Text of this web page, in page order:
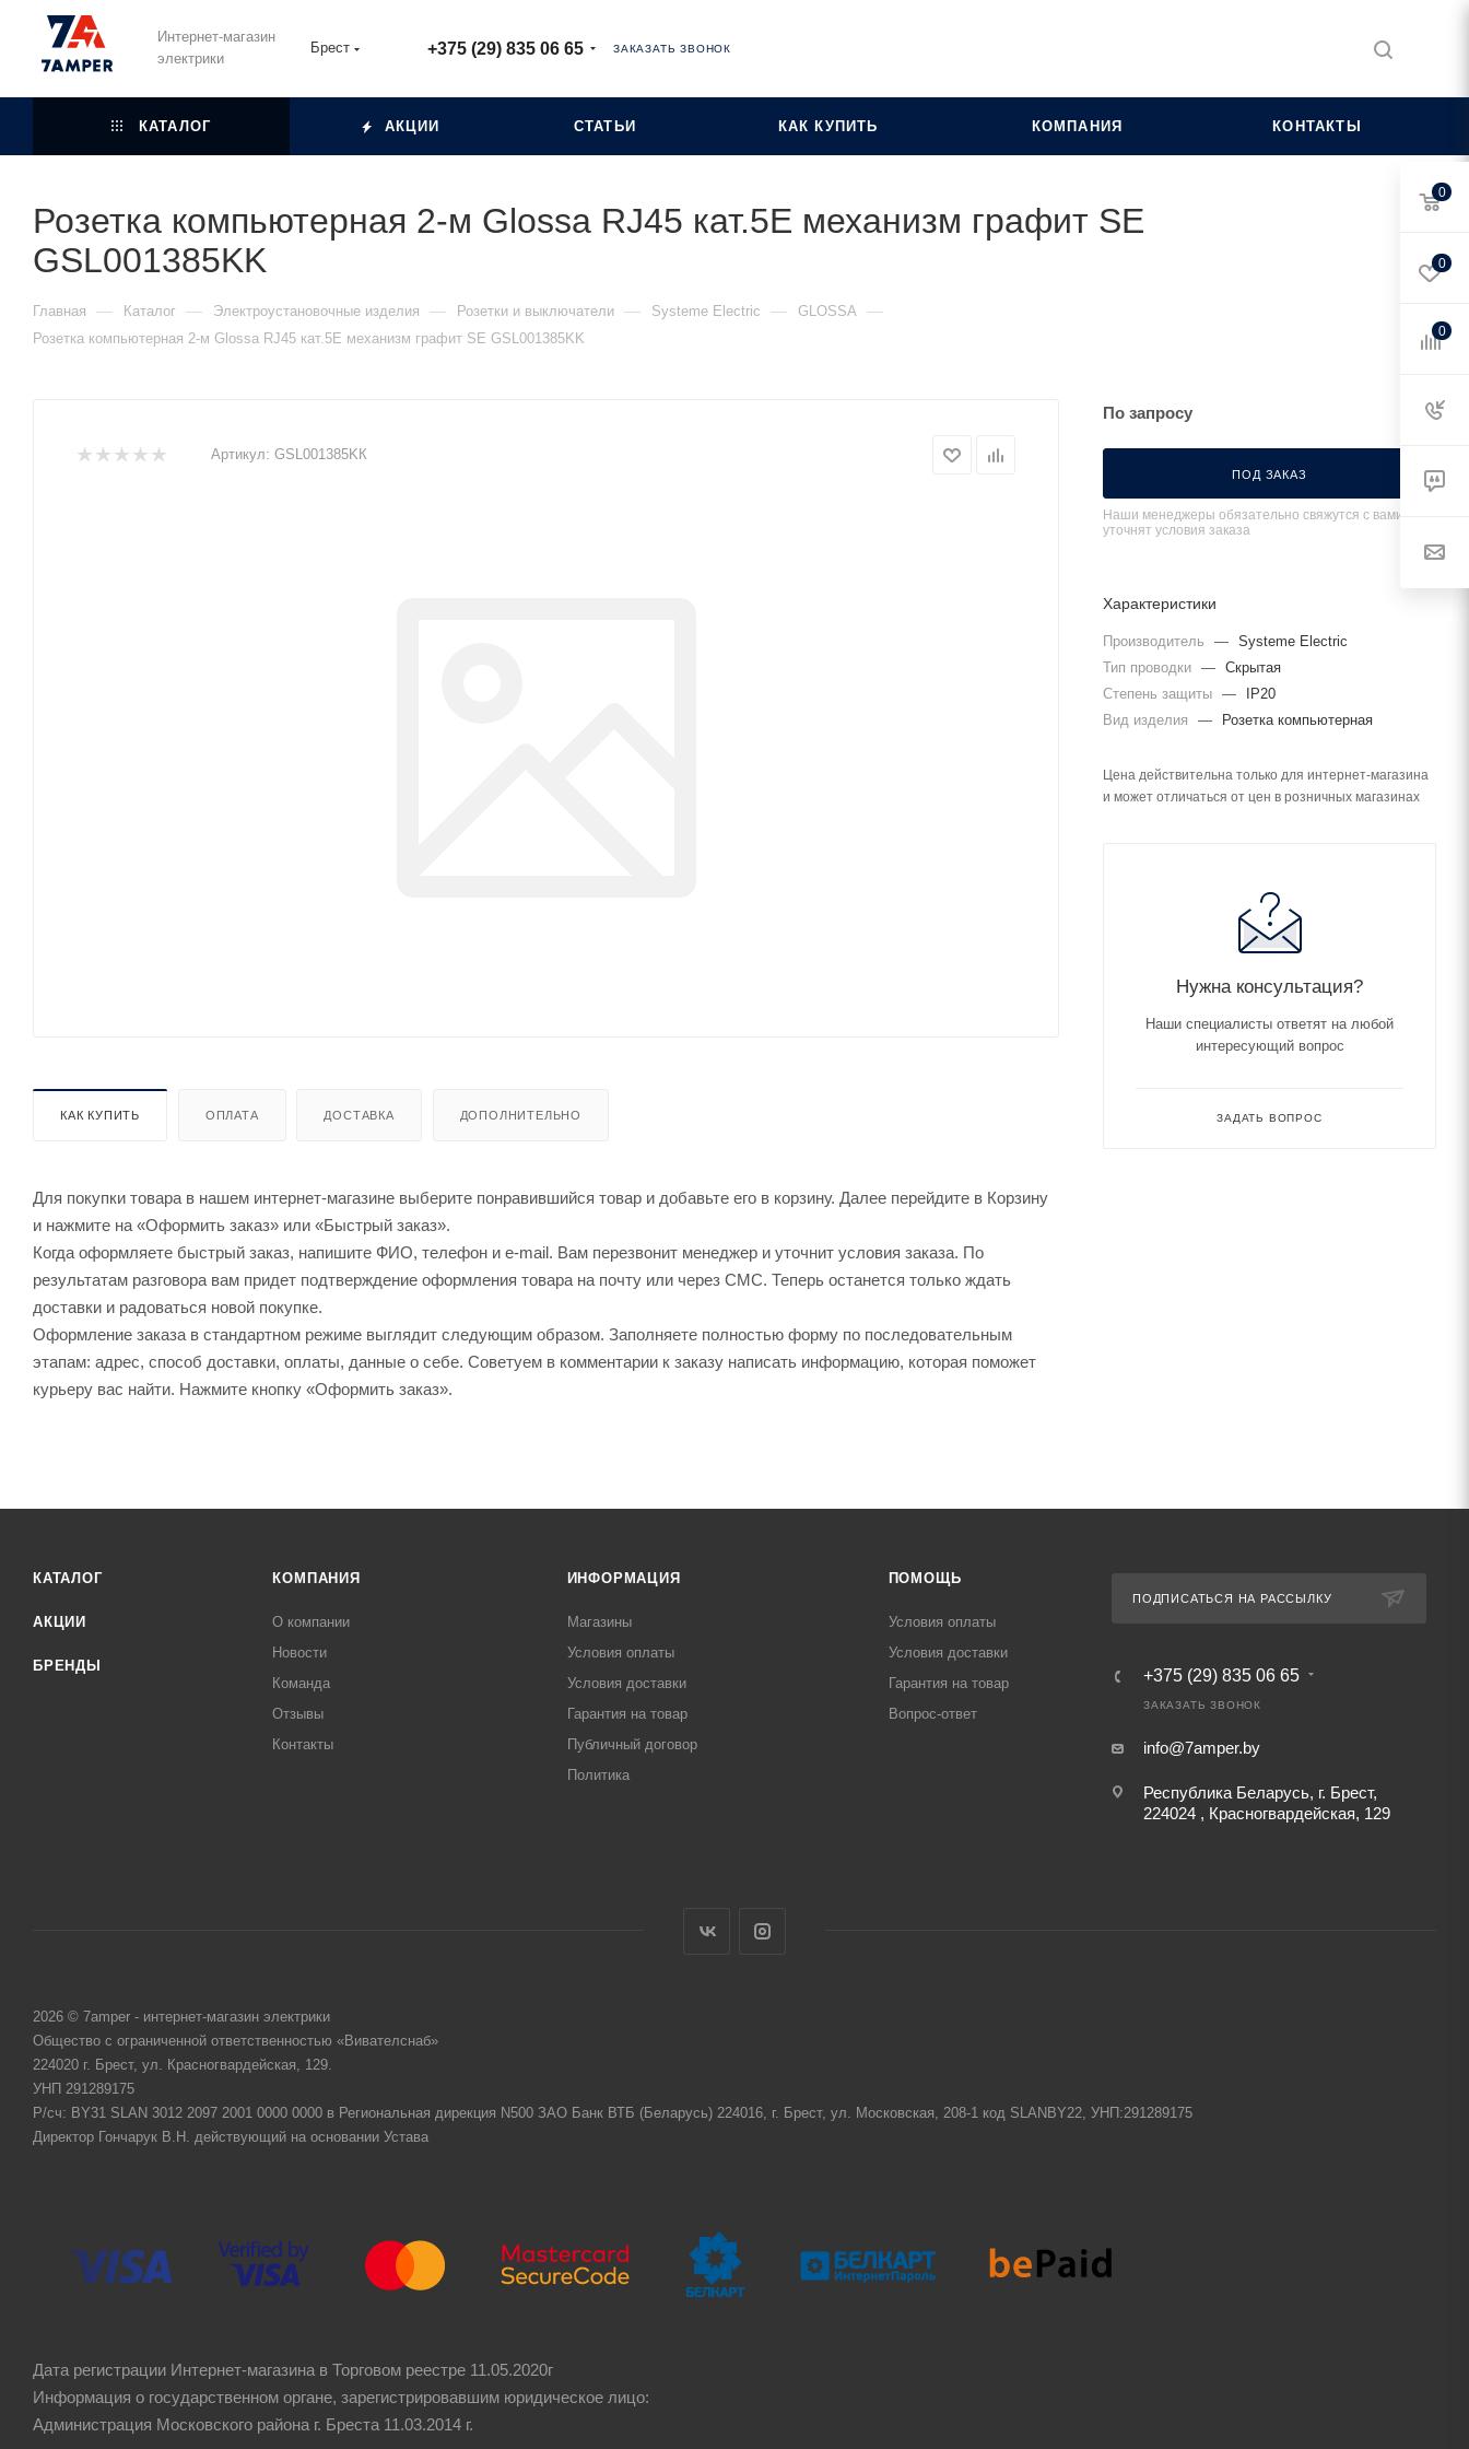
Интернет-магазин
электрики
Брест +375 (29) 835 06 65 ЗАКАЗАТЬ ЗВОНОК
КАТАЛОГ АКЦИИ СТАТЬИ КАК КУПИТЬ КОМПАНИЯ КОНТАКТЫ
Розетка компьютерная 2-м Glossa RJ45 кат.5E механизм графит SE
GSL001385KK
Главная — Каталог — Электроустановочные изделия — Розетки и выключатели — Systeme Electric — GLOSSA —
Розетка компьютерная 2-м Glossa RJ45 кат.5E механизм графит SE GSL001385KK
Артикул: GSL001385KК
КАК КУПИТЬ ОПЛАТА ДОСТАВКА ДОПОЛНИТЕЛЬНО
Для покупки товара в нашем интернет-магазине выберите понравившийся товар и добавьте его в корзину. Далее перейдите в Корзину
и нажмите на «Оформить заказ» или «Быстрый заказ».
Когда оформляете быстрый заказ, напишите ФИО, телефон и e-mail. Вам перезвонит менеджер и уточнит условия заказа. По
результатам разговора вам придет подтверждение оформления товара на почту или через СМС. Теперь останется только ждать
доставки и радоваться новой покупке.
Оформление заказа в стандартном режиме выглядит следующим образом. Заполняете полностью форму по последовательным
этапам: адрес, способ доставки, оплаты, данные о себе. Советуем в комментарии к заказу написать информацию, которая поможет
курьеру вас найти. Нажмите кнопку «Оформить заказ».
По запросу
ПОД ЗАКАЗ
Наши менеджеры обязательно свяжутся с вами и
уточнят условия заказа
Характеристики
Производитель — Systeme Electric
Тип проводки — Скрытая
Степень защиты —
IP20
Вид изделия
— Розетка компьютерная
Цена действительна только для интернет-магазина
и может отличаться от цен в розничных магазинах
Нужна консультация?
Наши специалисты ответят на любой
интересующий вопрос
ЗАДАТЬ ВОПРОС
КАТАЛОГ
АКЦИИ
БРЕНДЫ
КОМПАНИЯ
О компании
Новости
Команда
Отзывы
Контакты
ИНФОРМАЦИЯ
Магазины
Условия оплаты
Условия доставки
Гарантия на товар
Публичный договор
Политика
ПОМОЩЬ
Условия оплаты
Условия доставки
Гарантия на товар
Вопрос-ответ
ПОДПИСАТЬСЯ НА РАССЫЛКУ
+375 (29) 835 06 65
ЗАКАЗАТЬ ЗВОНОК
info@7amper.by
Республика Беларусь, г. Брест,
224024 , Красногвардейская, 129
2026 © 7amper - интернет-магазин электрики
Общество с ограниченной ответственностью «Вивателснаб»
224020 г. Брест, ул. Красногвардейская, 129.
УНП 291289175
Р/сч: BY31 SLAN 3012 2097 2001 0000 0000 в Региональная дирекция N500 ЗАО Банк ВТБ (Беларусь) 224016, г. Брест, ул. Московская, 208-1 код SLANBY22, УНП:291289175
Директор Гончарук В.Н. действующий на основании Устава
Дата регистрации Интернет-магазина в Торговом реестре 11.05.2020г
Информация о государственном органе, зарегистрировавшим юридическое лицо:
Администрация Московского района г. Бреста 11.03.2014 г.
0
0
0